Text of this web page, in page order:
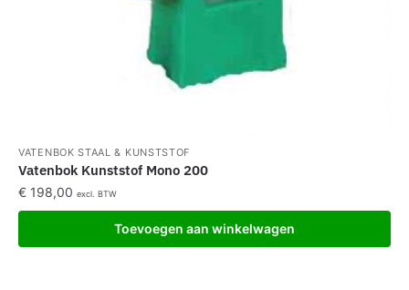
VATENBOK STAAL & KUNSTSTOF
Vatenbok Kunststof Mono 200
€ 198,00 excl. BTW
Toevoegen aan winkelwagen